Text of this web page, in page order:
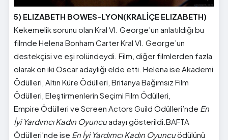
5) ELIZABETH BOWES-LYON(KRALİÇE ELIZABETH)
Kekemelik sorunu olan Kral VI. George’un anlatıldığı bu
filmde Helena Bonham Carter Kral VI. George’un
destekçisi ve eşi rolündeydi. Film, diğer filmlerden fazla
olarak on iki Oscar adaylığı elde etti. Helena ise Akademi
Ödülleri, Altın Küre Ödülleri, Britanya Bağımsız Film
Ödülleri, Eleştirmenlerin Seçimi Film Ödülleri,
Empire Ödülleri ve Screen Actors Guild Ödülleri’nde En
İyi Yardımcı Kadın Oyuncuadayı gösterildi.BAFTA
Ödülleri’nde ise En İyi Yardımcı Kadın Oyuncuödülünü